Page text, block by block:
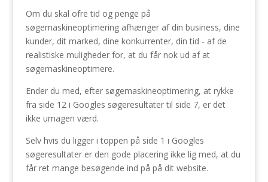
Om du skal ofre tid og penge på
søgemaskineoptimering afhænger af din business, dine
kunder, dit marked, dine konkurrenter, din tid - af de
realistiske muligheder for, at du får nok ud af at
søgemaskineoptimere.
Ender du med, efter søgemaskineoptimering, at rykke
fra side 12 i Googles søgeresultater til side 7, er det
ikke umagen værd.
Selv hvis du ligger i toppen på side 1 i Googles
søgeresultater er den gode placering ikke lig med, at du
får ret mange besøgende ind på på dit website.